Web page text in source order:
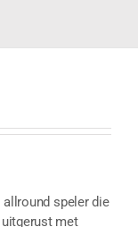
speler die
met